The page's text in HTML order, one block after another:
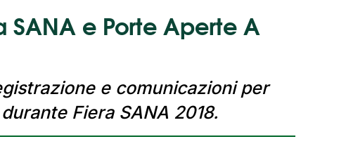
e Porte Aperte A
e comunicazioni per
Fiera SANA 2018.